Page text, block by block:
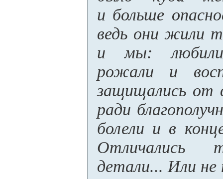
и больше
ведь они жили
и мы: любили
рожали и
защищались от
ради
болели и в
Отличались
детали... Или не